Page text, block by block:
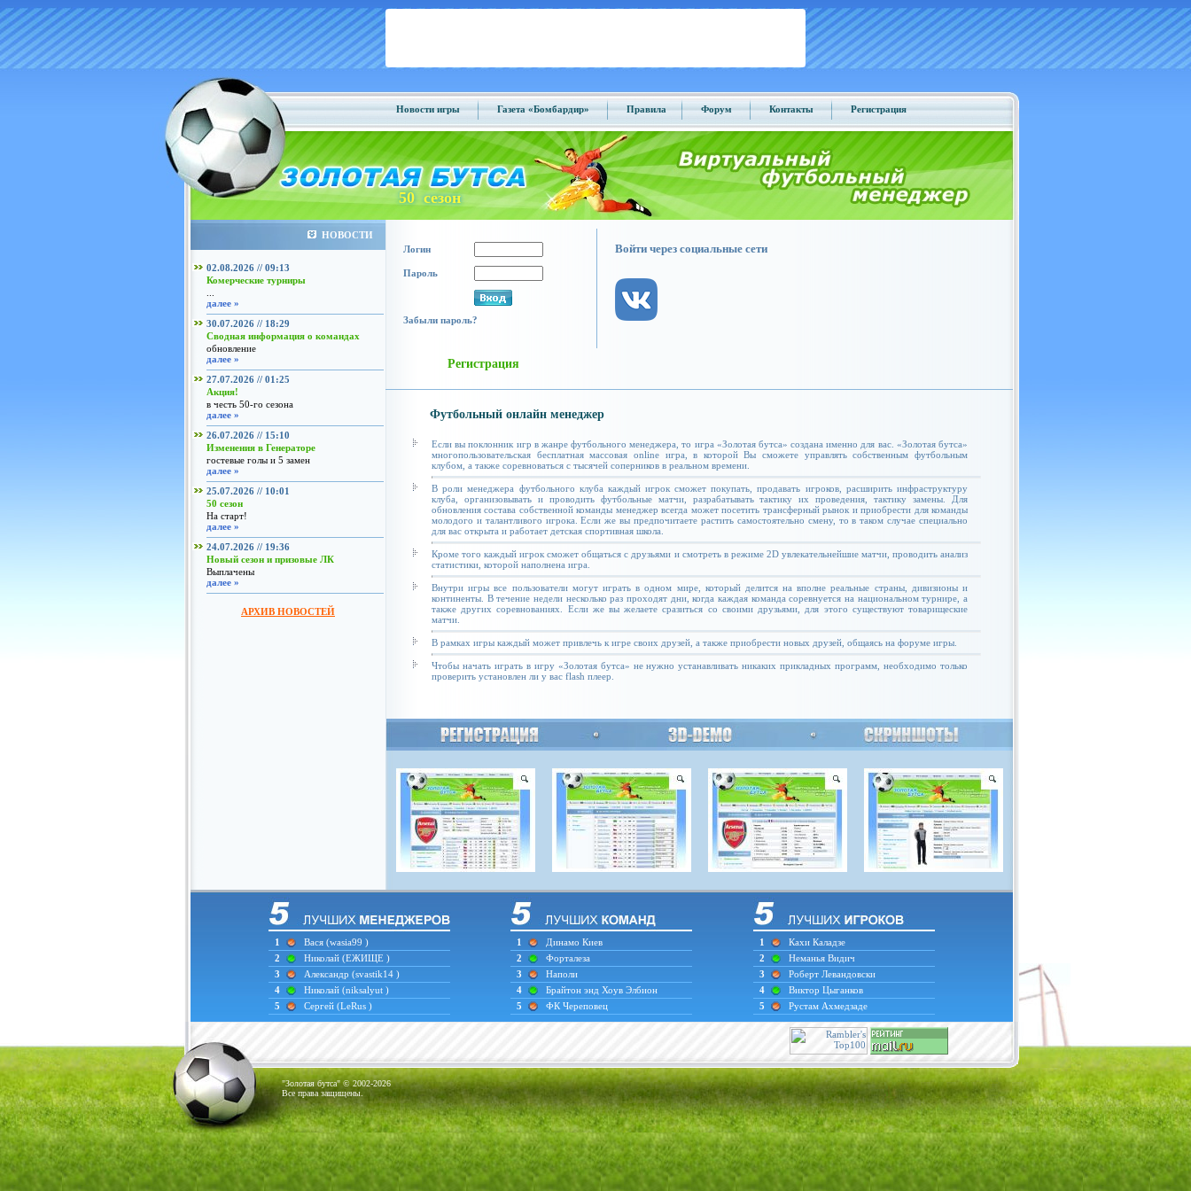
Новости игры Газета «Бомбардир» Правила Форум Контакты Регистрация
50 сезон
НОВОСТИ
02.08.2026 // 09:13
Комерческие турниры
далее »
30.07.2026 // 18:29
Сводная информация о командах
обновление
далее »
27.07.2026 // 01:25
Акция!
в честь 50-го сезона
далее »
26.07.2026 // 15:10
Изменения в Генераторе
гостевые голы и 5 замен
далее »
25.07.2026 // 10:01
50 сезон
На старт!
далее »
24.07.2026 // 19:36
Новый сезон и призовые ЛК
Выплачены
далее »
АРХИВ НОВОСТЕЙ
Логин
Пароль
Забыли пароль?
Войти через социальные сети
Регистрация
Футбольный онлайн менеджер
Если вы поклонник игр в жанре футбольного менеджера, то игра «Золотая бутса» создана именно для вас. «Золотая бутса»
многопользовательская бесплатная массовая online игра, в которой Вы сможете управлять собственным футбольным
клубом, а также соревноваться с тысячей соперников в реальном времени.
В роли менеджера футбольного клуба каждый игрок сможет покупать, продавать игроков, расширить инфраструктуру
клуба, организовывать и проводить футбольные матчи, разрабатывать тактику их проведения, тактику замены. Для
обновления состава собственной команды менеджер всегда может посетить трансферный рынок и приобрести для команды
молодого и талантливого игрока. Если же вы предпочитаете растить самостоятельно смену, то в таком случае специально
для вас открыта и работает детская спортивная школа.
Кроме того каждый игрок сможет общаться с друзьями и смотреть в режиме 2D увлекательнейшие матчи, проводить анализ
статистики, которой наполнена игра.
Внутри игры все пользователи могут играть в одном мире, который делится на вполне реальные страны, дивизионы и
континенты. В течение недели несколько раз проходят дни, когда каждая команда соревнуется на национальном турнире, а
также других соревнованиях. Если же вы желаете сразиться со своими друзьями, для этого существуют товарищеские
матчи.
В рамках игры каждый может привлечь к игре своих друзей, а также приобрести новых друзей, общаясь на форуме игры.
Чтобы начать играть в игру «Золотая бутса» не нужно устанавливать никаких прикладных программ, необходимо только
проверить установлен ли у вас flash плеер.
1 Вася (wasia99 )
2
Николай (ЕЖИЩЕ )
3
Александр (svastik14 )
4
Николай (niksalyut )
5
Сергей (LeRus )
1
Динамо Киев
2
Форталеза
3
Наполи
4
Брайтон энд Хоув Элбион
5
ФК Череповец
1
Кахи Каладзе
2
Неманья Видич
3
Роберт Левандовски
4
Виктор Цыганков
5
Рустам Ахмедзаде
"Золотая бутса" © 2002-2026
Все права защищены.